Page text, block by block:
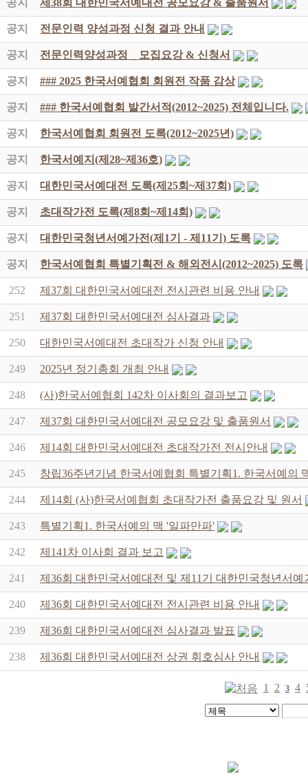
공지 제38회 대한민국서예대전 공모요강 & 출품원서
공지 전문인력 양성과정 신청 결과 안내
공지 전문인력양성과정 _ 모집요강 & 신청서
공지 ### 2025 한국서예협회 회원전 작품 감상
공지 ### 한국서예협회 발간서적(2012~2025) 전체입니다.
공지 한국서예협회 회원전 도록(2012~2025년)
공지 한국서예지(제28~제36호)
공지 대한민국서예대전 도록(제25회~제37회)
공지 초대작가전 도록(제8회~제14회)
공지 대한민국청년서예가전(제1기 - 제11기) 도록
공지 한국서예협회 특별기획전 & 해외전시(2012~2025) 도록
252 제37회 대한민국서예대전 전시관련 비용 안내
251 제37회 대한민국서예대전 심사결과
250 대한민국서예대전 초대작가 신청 안내
249 2025년 정기총회 개최 안내
248 (사)한국서예협회 142차 이사회의 결과보고
247 제37회 대한민국서예대전 공모요강 및 출품원서
246 제14회 대한민국서예대전 초대작가전 전시안내
245 창립36주년기념 한국서예협회 특별기획1. 한국서예의
244 제14회 (사)한국서예협회 초대작가전 출품요강 및 원서
243 특별기획1. 한국서예의 맥 '일파만파'
242 제141차 이사회 결과 보고
241 제36회 대한민국서예대전 및 제11기 대한민국청년서예
240 제36회 대한민국서예대전 전시관련 비용 안내
239 제36회 대한민국서예대전 심사결과 발표
238 제36회 대한민국서예대전 상권 휘호심사 안내
1 2 3 4